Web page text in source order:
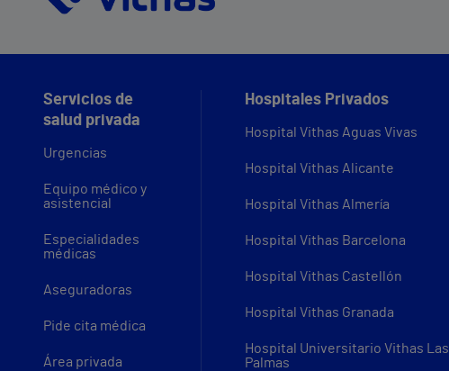
Servicios de
salud privada
Urgencias
Equipo médico y
asistencial
Especialidades
médicas
Aseguradoras
Pide cita médica
Área privada
Hospitales Privados
Hospital Vithas Aguas Vivas
Hospital Vithas Alicante
Hospital Vithas Almería
Hospital Vithas Barcelona
Hospital Vithas Castellón
Hospital Vithas Granada
Hospital Universitario Vithas Las
Palmas